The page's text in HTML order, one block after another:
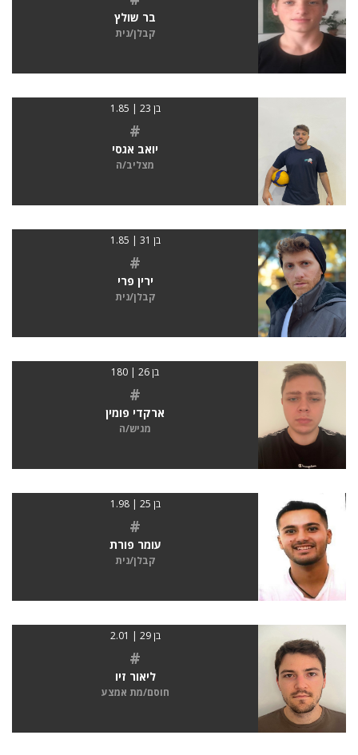
בר שולץ
קבלן/נית
בן 23 | 1.85
#
יואב אגסי
מצליב/ה
בן 31 | 1.85
#
ירין פרי
קבלן/נית
בן 26 | 180
#
ארקדי פומין
מגיש/ה
בן 25 | 1.98
#
עומר פורת
קבלן/נית
בן 29 | 2.01
#
ליאור זיו
חוסם/מת אמצע